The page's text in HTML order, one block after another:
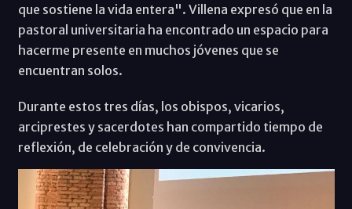
que sostiene la vida entera". Villena expresó que en la
pastoral universitaria ha encontrado un espacio para
hacerme presente en muchos jóvenes que se
encuentran solos.
Durante estos tres días, los obispos, vicarios,
arciprestes y sacerdotes han compartido tiempo de
reflexión, de celebración y de convivencia.